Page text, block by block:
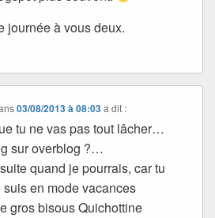
journée à vous deux.
03/08/2013 à 08:03 a dit :
tu ne vas pas tout lâcher…
sur overblog ?…
quand je pourrais, car tu
en mode vacances
gros bisous Quichottine